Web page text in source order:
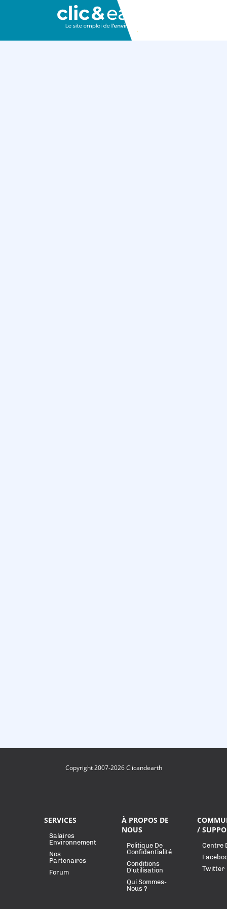
Copyright 2007-2026 Clicandearth
SERVICES
Salaires
Environnement
Nos
Partenaires
Forum
À PROPOS DE
NOUS
Politique De
Confidentialité
Conditions
D'utilisation
Qui Sommes-
Nous ?
/
Centre
Twitter